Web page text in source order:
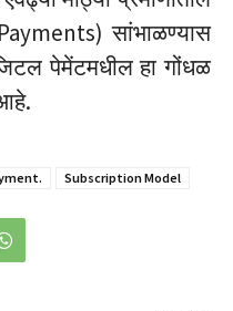
सांभाळण्यास
पेमेंटमधील हा गोंधळ
Subscription Model